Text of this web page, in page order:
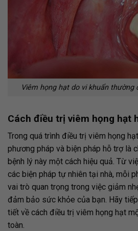
Viêm họng hạt do vi khuẩn thường
Cách điều trị viêm họng hạt
Trong quá trình điều trị viêm họng
phương pháp và biện pháp hỗ trợ là
bệnh lý này một cách hiệu quả. Từ
các biện pháp tự nhiên tại nhà, mỗi
vai trò quan trọng trong việc giảm
đảm bảo sức khỏe của bạn. Hãy
tiết về cách điều trị viêm họng hạt
toàn.